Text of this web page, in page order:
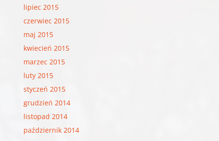
lipiec 2015
czerwiec 2015
maj 2015
kwiecień 2015
marzec 2015
luty 2015
styczeń 2015
grudzień 2014
listopad 2014
październik 2014